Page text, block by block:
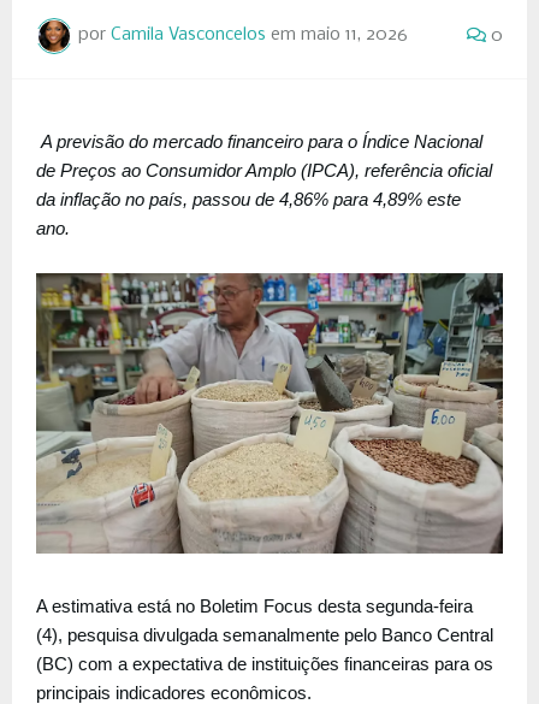
por Camila Vasconcelos em maio 11, 2026 0
A previsão do mercado financeiro para o Índice Nacional
de Preços ao Consumidor Amplo (IPCA), referência oficial
da inflação no país, passou de 4,86% para 4,89% este
ano.
A estimativa está no Boletim Focus desta segunda-feira
(4), pesquisa divulgada semanalmente pelo Banco Central
(BC) com a expectativa de instituições financeiras para os
principais indicadores econômicos.